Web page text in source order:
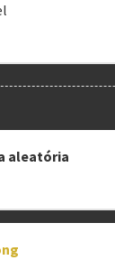
Chaves mata-mata
aleatória